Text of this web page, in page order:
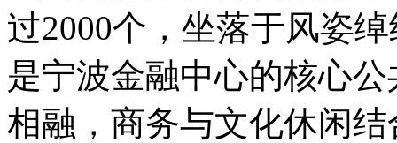
过2000个，坐落于风姿
是宁波金融中心的核心
相融，商务与文化休闲